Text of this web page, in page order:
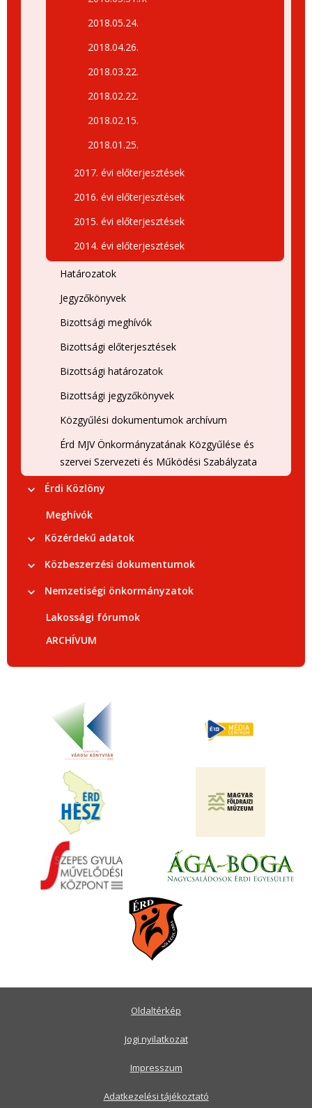
2018.05.24.
2018.04.26.
2018.03.22.
2018.02.22.
2018.02.15.
2018.01.25.
2017. évi előterjesztések
2016. évi előterjesztések
2015. évi előterjesztések
2014. évi előterjesztések
Határozatok
Jegyzőkönyvek
Bizottsági meghívók
Bizottsági előterjesztések
Bizottsági határozatok
Bizottsági jegyzőkönyvek
Közgyűlési dokumentumok archívum
Érd MJV Önkormányzatának Közgyűlése és
szervei Szervezeti és Működési Szabályzata
Érdi Közlöny
Meghívók
Közérdekű adatok
Közbeszerzési dokumentumok
Nemzetiségi önkormányzatok
Lakossági fórumok
ARCHÍVUM
Oldaltérkép
Jogi nyilatkozat
Impresszum
Adatkezelési tájékoztató